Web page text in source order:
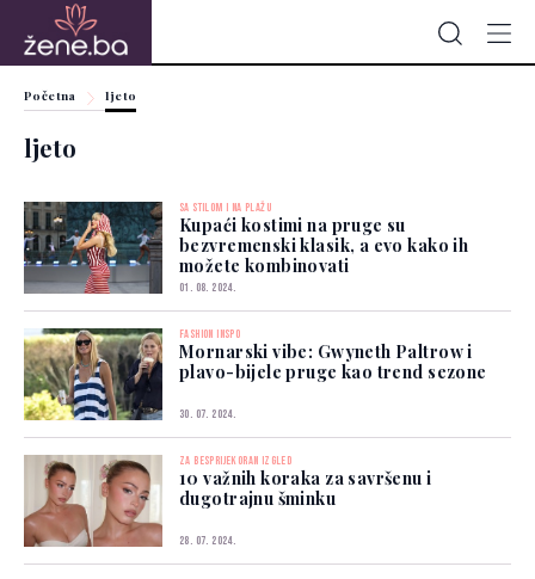
Početna ljeto
ljeto
SA STILOM I NA PLAŽU
Kupaći kostimi na pruge su
bezvremenski klasik, a evo kako ih
možete kombinovati
01. 08. 2024.
FASHION INSPO
Mornarski vibe: Gwyneth Paltrow i
plavo-bijele pruge kao trend sezone
30. 07. 2024.
ZA BESPRIJEKORAN IZGLED
10 važnih koraka za savršenu i
dugotrajnu šminku
28. 07. 2024.